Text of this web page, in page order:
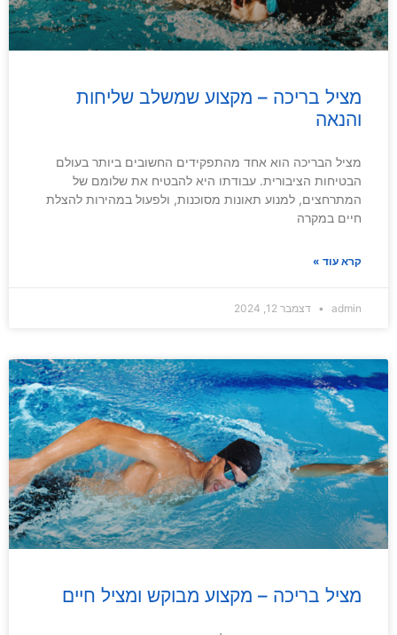
מציל בריכה – מקצוע שמשלב שליחות
והנאה
מציל הבריכה הוא אחד מהתפקידים החשובים ביותר בעולם
הבטיחות הציבורית. עבודתו היא להבטיח את שלומם של
המתרחצים, למנוע תאונות מסוכנות, ולפעול במהירות להצלת
חיים במקרה
קרא עוד »
admin דצמבר 12, 2024
מציל בריכה – מקצוע מבוקש ומציל חיים